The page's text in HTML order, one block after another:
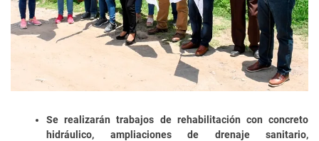
Se realizarán trabajos de rehabilitación con concreto
hidráulico, ampliaciones de drenaje sanitario,